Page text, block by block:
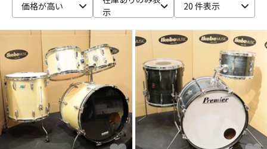
価格が高い
示
20 件表示